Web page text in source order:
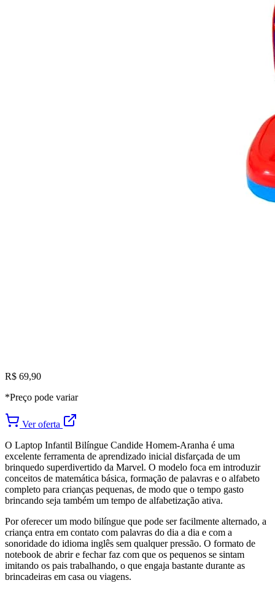
R$ 69,90
*Preço pode variar
Ver oferta
O Laptop Infantil Bilíngue Candide Homem-Aranha é uma
excelente ferramenta de aprendizado inicial disfarçada de um
brinquedo superdivertido da Marvel. O modelo foca em introduzir
conceitos de matemática básica, formação de palavras e o alfabeto
completo para crianças pequenas, de modo que o tempo gasto
brincando seja também um tempo de alfabetização ativa.
Por oferecer um modo bilíngue que pode ser facilmente alternado, a
criança entra em contato com palavras do dia a dia e com a
sonoridade do idioma inglês sem qualquer pressão. O formato de
notebook de abrir e fechar faz com que os pequenos se sintam
imitando os pais trabalhando, o que engaja bastante durante as
brincadeiras em casa ou viagens.